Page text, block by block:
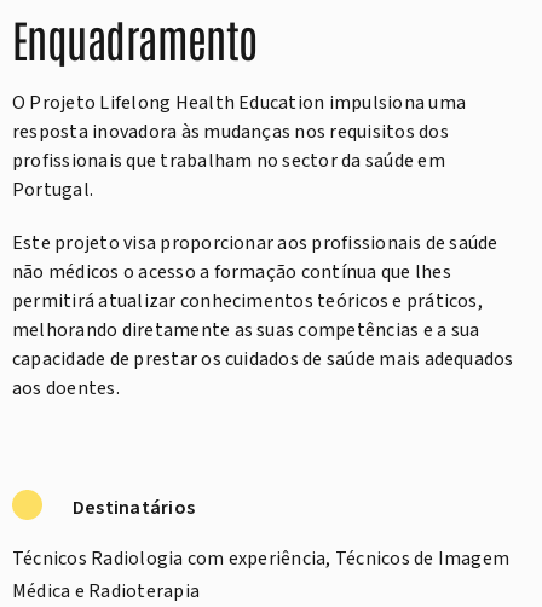
Enquadramento
O Projeto Lifelong Health Education impulsiona uma
resposta inovadora às mudanças nos requisitos dos
profissionais que trabalham no sector da saúde em
Portugal.
Este projeto visa proporcionar aos profissionais de saúde
não médicos o acesso a formação contínua que lhes
permitirá atualizar conhecimentos teóricos e práticos,
melhorando diretamente as suas competências e a sua
capacidade de prestar os cuidados de saúde mais adequados
aos doentes.
Destinatários
Técnicos Radiologia com experiência, Técnicos de Imagem
Médica e Radioterapia